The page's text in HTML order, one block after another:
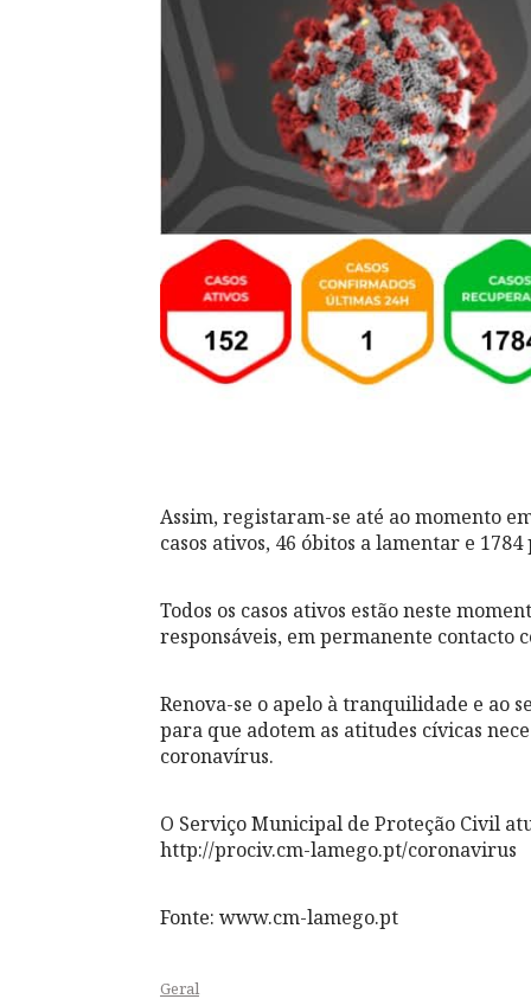
Assim, registaram-se até ao momento
casos ativos, 46 óbitos a lamentar e
Todos os casos ativos estão neste
responsáveis, em permanente contacto
Renova-se o apelo à tranquilidade e ao
para que adotem as atitudes cívicas
coronavírus.
O Serviço Municipal de Proteção Civil
http://prociv.cm-lamego.pt/coronavirus
Fonte: www.cm-lamego.pt
Geral